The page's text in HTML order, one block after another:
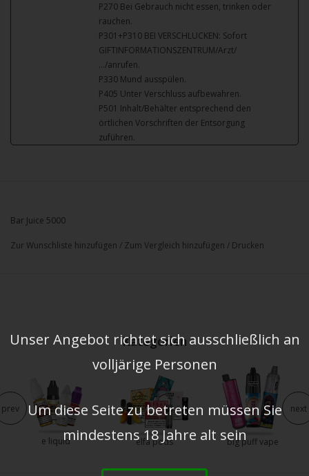
P270 Bei Gebrauch nicht essen, trinken oder
rauchen.
P301+P310 BEI VERSCHLUCKEN: Sofort
GIFTINFORMATIONSZENTRUM/Arzt/
…/anrufen.
P330 Mund ausspülen.
P405 Unter Verschluss aufbewahren.
P501 Inhalt/Behälter entsprechend den
örtlichen Vorschriften der Entsorgung
zuführen.
Bar Juice 5000
Zur Wunschliste hinzufügen / Zum Vergleich hinzufügen / Drucken
Kategorien
e liquid elfa pods big puff vape
prev next
Unser Angebot richtet sich ausschließlich an
volljärige Personen
Um diese Seite zu betreten müssen Sie
mindestens 18 Jahre alt sein